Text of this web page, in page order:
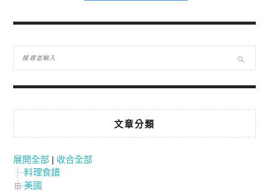
文章分類
展開全部 | 收合全部
料理食譜
美國